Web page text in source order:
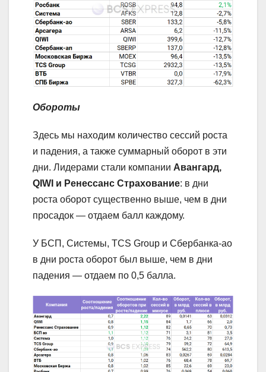
Обороты
Здесь мы находим количество сессий роста
и падения, а также суммарный оборот в эти
дни. Лидерами стали компании Авангард,
QIWI и Ренессанс Страхование: в дни
роста оборот существенно выше, чем в дни
просадок — отдаем балл каждому.
У БСП, Системы, TCS Group и Сбербанка-ао
в дни роста оборот был выше, чем в дни
падения — отдаем по 0,5 балла.